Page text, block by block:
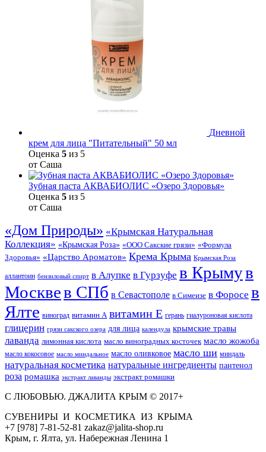
Дневной
крем для лица "Питательный" 50 мл
Оценка 5 из 5
от Саша
Зубная паста АКВАБИОЛИС «Озеро Здоровья»
Оценка 5 из 5
от Саша
«Дом Природы» «Крымская Натуральная
Коллекция» «Крымская Роза» «ООО Сакские грязи» «Формула
Здоровья» «Царство Ароматов» Крема Крыма Крымская Роза
аллантоин бензиловый спирт в Алупке в Гурзуфе в Крымув
Москвев СПб в Севастополе в Симеизе в Форосе в
Ялте виноград витамин А витамин Е герань гиалуроновая кислота
глицерин грязи сакского озера для лица календула крымские травы
лаванда лимонная кислота масло виноградных косточек масло жожоба
масло кокосовое масло миндальное масло оливковое масло ши миндаль
натуральная косметика натуральные ингредиенты пантенол
роза ромашка экстракт лаванды экстракт ромашки
С ЛЮБОВЬЮ. ДЖАЛИТА КРЫМ © 2017+
СУВЕНИРЫ И КОСМЕТИКА ИЗ КРЫМА
+7 [978] 7-81-52-81 zakaz@jalita-shop.ru
Крым, г. Ялта, ул. Набережная Ленина 1